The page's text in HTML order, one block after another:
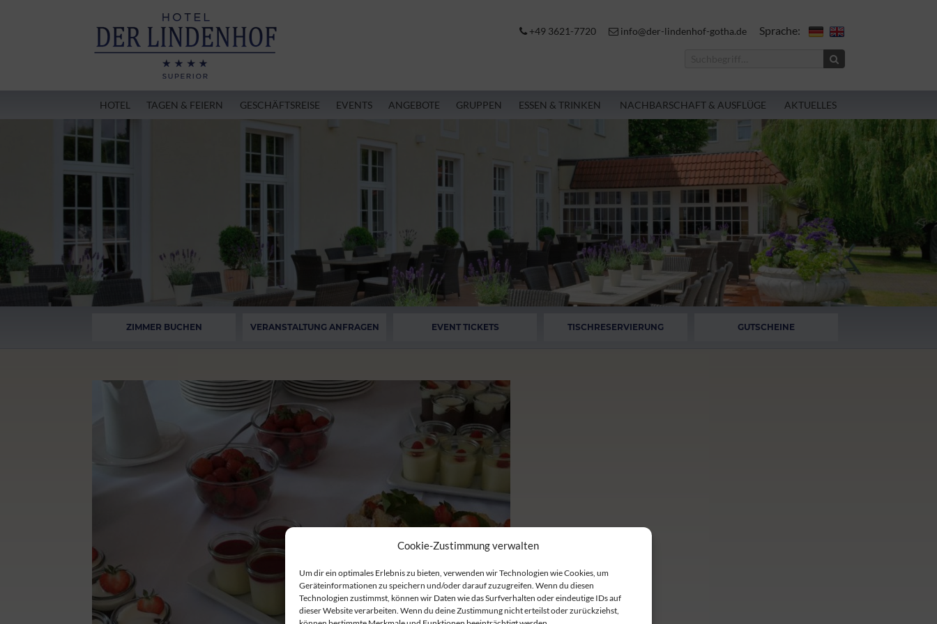
Cookie-Zustimmung verwalten
Um dir ein optimales Erlebnis zu bieten, verwenden wir Technologien wie Cookies, um
Geräteinformationen zu speichern und/oder darauf zuzugreifen. Wenn du diesen
Technologien zustimmst, können wir Daten wie das Surfverhalten oder eindeutige IDs auf
dieser Website verarbeiten. Wenn du deine Zustimmung nicht erteilst oder zurückziehst,
+49 3621-7720 info@der-lindenhof-gotha.de Sprache:
HOTEL TAGEN & FEIERN GESCHÄFTSREISE EVENTS ANGEBOTE GRUPPEN ESSEN & TRINKEN NACHBARSCHAFT & AUSFLÜGE AKTUELLES
ZIMMER BUCHEN VERANSTALTUNG ANFRAGEN EVENT TICKETS TISCHRESERVIERUNG GUTSCHEINE